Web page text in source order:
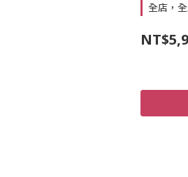
全店，